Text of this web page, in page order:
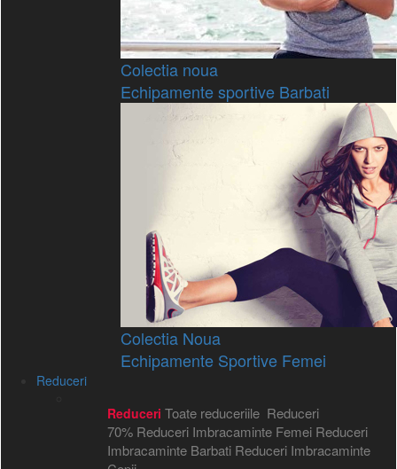
Colectia noua
Echipamente sportive Barbati
Colectia Noua
Echipamente Sportive Femei
Reduceri
Reduceri Toate reduceriile Reduceri
70% Reduceri Imbracaminte Femei Reduceri
Imbracaminte Barbati Reduceri Imbracaminte